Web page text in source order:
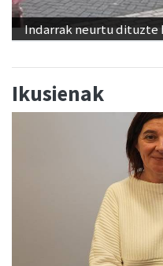
Indarrak neurtu dituzte
Ikusienak